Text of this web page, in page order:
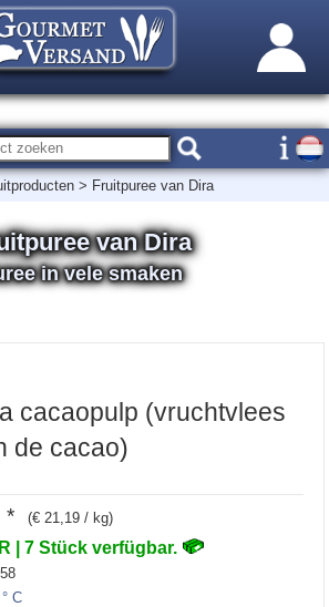
> Fruitpuree van Dira
van Dira
in vele smaken
cacaopulp (vruchtvlees
de cacao)
* (€ 21,19 / kg)
| 7 Stück verfügbar.
C